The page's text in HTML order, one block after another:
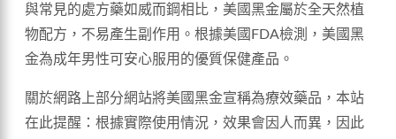
與常見的處方藥如威而鋼相比，美國黑金屬於全天然植
物配方，不易產生副作用。根據美國FDA檢測，美國黑
金為成年男性可安心服用的優質保健產品。
關於網路上部分網站將美國黑金宣稱為療效藥品，本站
在此提醒：根據實際使用情況，效果會因人而異，因此